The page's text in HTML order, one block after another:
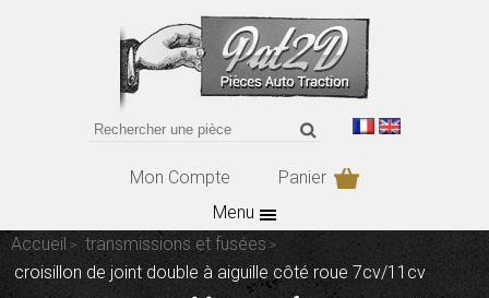
Mon Compte
Panier
Menu
Accueil
transmissions et fusées
croisillon de joint double à aiguille côté roue 7cv/11cv